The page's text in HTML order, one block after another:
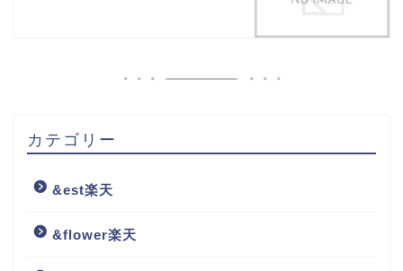
カテゴリー
&est楽天
&flower楽天